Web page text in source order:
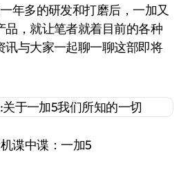
年多的研发和打磨后，一加又
品，就让笔者就着目前的各种
讯与大家一起聊一聊这部即将
谍中谍：一加5